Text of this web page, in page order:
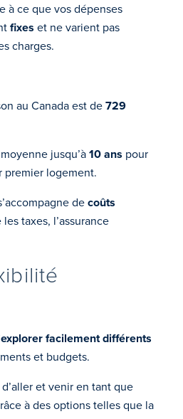
à ce que vos dépenses
fixes et ne varient pas
charges.
au Canada est de729
jusqu’à10 ans pour
premier logement.
decoûts
taxes, l’assurance
explorerfacilementdifférents
et budgets.
et venir en tant que
à des options telles que la